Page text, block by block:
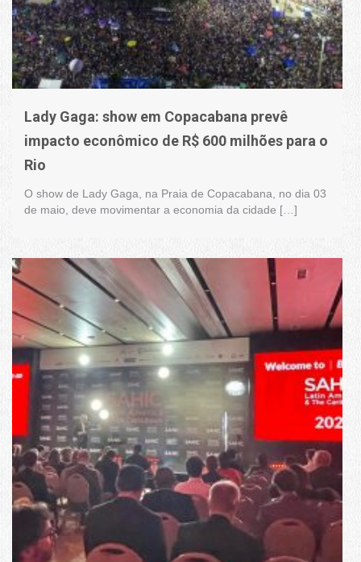
Lady Gaga: show em Copacabana prevê
impacto econômico de R$ 600 milhões para o
Rio
O show de Lady Gaga, na Praia de Copacabana, no dia 03
de maio, deve movimentar a economia da cidade […]